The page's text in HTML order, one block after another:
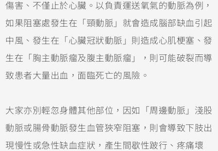
傷害、不僅止於心臟。以負責運送氧氣的動脈為例，
如果阻塞處發生在「頸動脈」就會造成腦部缺血引起
中風、發生在「心臟冠狀動脈」則造成心肌梗塞、發
生在「胸主動脈瘤及腹主動脈瘤」，則可能破裂而導
致患者大量出血，面臨死亡的風險。
大家亦別輕忽身體其他部位，因如「周邊動脈」淺股
動脈或腸骨動脈發生血管狹窄阻塞，則會導致下肢出
現慢性或急性缺血症狀，產生間歇性跛行、疼痛壞